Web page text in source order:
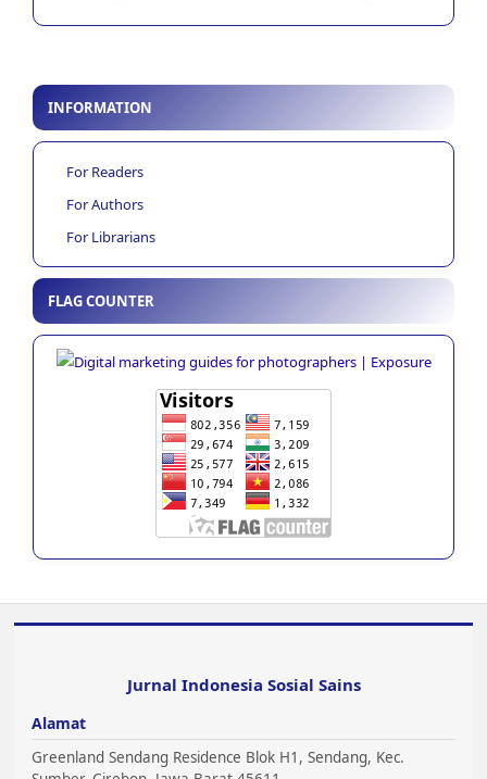
INFORMATION
For Readers
For Authors
For Librarians
FLAG COUNTER
Jurnal Indonesia Sosial Sains
Alamat
Greenland Sendang Residence Blok H1, Sendang, Kec.